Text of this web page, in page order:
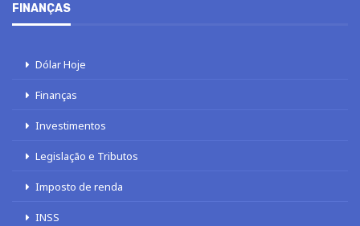
FINANÇAS
Dólar Hoje
Finanças
Investimentos
Legislação e Tributos
Imposto de renda
INSS